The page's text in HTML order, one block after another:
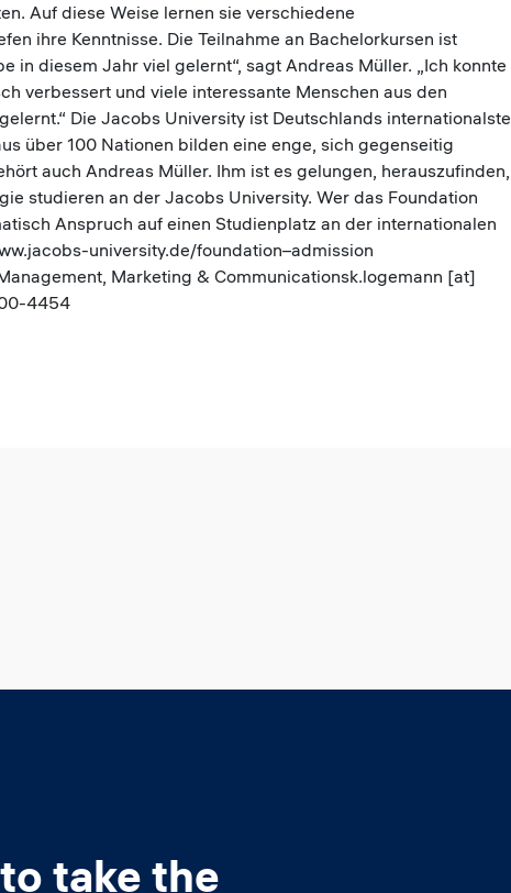
Auf diese Weise lernen sie verschiedene
ihre Kenntnisse. Die Teilnahme an Bachelorkursen ist
in diesem Jahr viel gelernt“, sagt Andreas Müller. „Ich konnte
verbessert und viele interessante Menschen aus den
Die Jacobs University ist Deutschlands internationalste
über 100 Nationen bilden eine enge, sich gegenseitig
auch Andreas Müller. Ihm ist es gelungen, herauszufinden,
studieren an der Jacobs University. Wer das Foundation
Anspruch auf einen Studienplatz an der internationalen
university.de/foundation–admission
Marketing & Communicationsk.logemann [at]
4454
take the